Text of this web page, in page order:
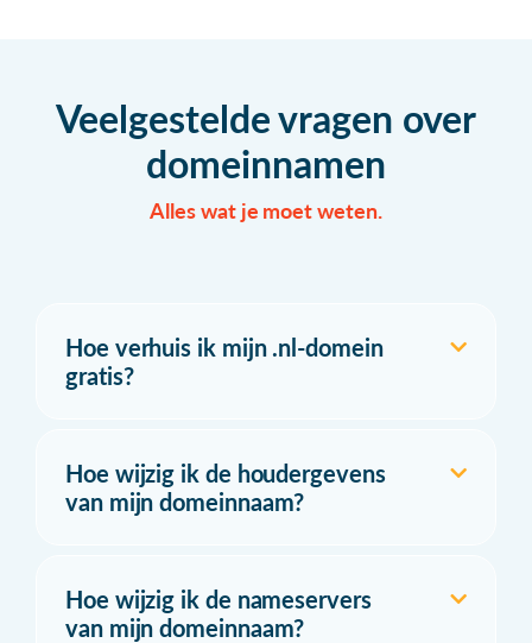
Veelgestelde vragen over
domeinnamen
Alles wat je moet weten.
Hoe verhuis ik mijn .nl-domein
gratis?
Hoe wijzig ik de houdergevens
van mijn domeinnaam?
Hoe wijzig ik de nameservers
van mijn domeinnaam?